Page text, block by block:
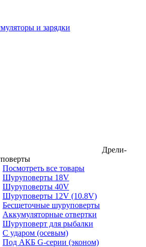
и зарядки
Дрели-
Посмотреть все товары
Шуруповерты 18V
Шуруповерты 40V
Шуруповерты 12V (10.8V)
Бесщеточные шуруповерты
Аккумуляторные отвертки
Шуруповерт для рыбалки
С ударом (осевым)
Под АКБ G-серии (эконом)